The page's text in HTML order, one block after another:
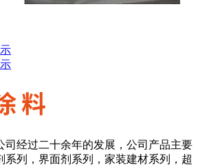
司经过二十余年的发展，公司产品主要
系列，界面剂系列，家装建材系列，超